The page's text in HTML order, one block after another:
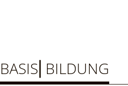
BASIS⎜BILDUNG